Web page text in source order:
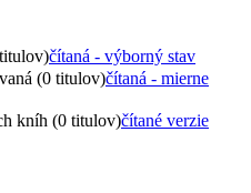
čítaná - výborný stav
(0 titulov)čítaná - mierne
kníh (0 titulov)čítané verzie